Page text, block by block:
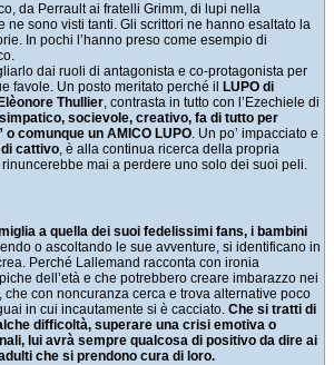
da Perrault ai fratelli Grimm, di lupi nella
ne sono visti tanti. Gli scrittori ne hanno esaltato la
In pochi l’hanno preso come esempio di
dai ruoli di antagonista e co-protagonista per
favole. Un posto meritato perché il
LUPO di
Thullier, contrasta in tutto con l’Ezechiele di
socievole, creativo, fa di tutto per
comunque un AMICO LUPO. Un po’ impacciato e
cattivo, è alla continua ricerca della propria
mai a perdere uno solo dei suoi peli.
a quella dei suoi fedelissimi fans, i bambini
o ascoltando le sue avventure, si identificano in
Perché Lallemand racconta con ironia
dell’età e che potrebbero creare imbarazzo nei
che con noncuranza cerca e trova alternative poco
in cui incautamente si è cacciato. Che si tratti di
difficoltà, superare una crisi emotiva o
lui avrà sempre qualcosa di positivo da dire ai
che si prendono cura di loro.